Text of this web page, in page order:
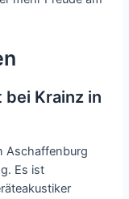
Krainz in
Aschaffenburg
Es ist